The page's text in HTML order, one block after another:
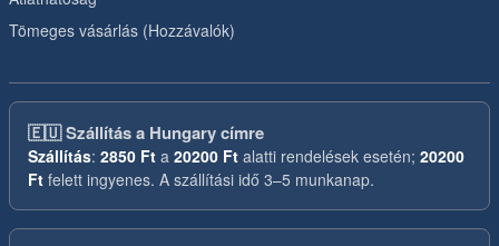
Tömeges vásárlás (Hozzávalók)
🇪🇺Szállítás a Hungary címre
Szállítás: 2850 Ft a 20200 Ft alatti rendelések esetén; 20200
Ft felett ingyenes. A szállítási idő 3–5 munkanap.